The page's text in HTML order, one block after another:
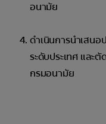
อนามัย
ดำเนินการนำเสนอ
ระดับประเทศ และ
กรมอนามัย